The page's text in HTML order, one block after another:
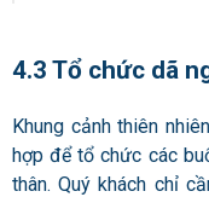
4.3 Tổ chức dã
Khung cảnh thiên
hợp để tổ chức các
thân. Quý khách chỉ